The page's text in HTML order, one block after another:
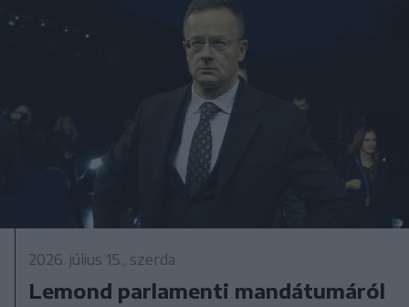
2026. július 15., szerda
Lemond parlamenti mandátumáról